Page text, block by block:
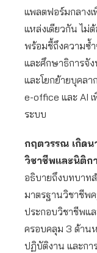
แพลตฟอร์มกลาง
แหล่งเดียวกัน ไม่
พร้อมชี้ถึงความซ้
และศึกษาธิการจั
และโยกย้ายบุคลา
e-office และ AI เ
ระบบ
กฤตวรรณ เกิดน
วิชาชีพและนิติก
อธิบายถึงบทบาท
มาตรฐานวิชาชีพ
ประกอบวิชาชีพแ
ครอบคลุม 3 ด้าน
ปฏิบัติงาน และกา